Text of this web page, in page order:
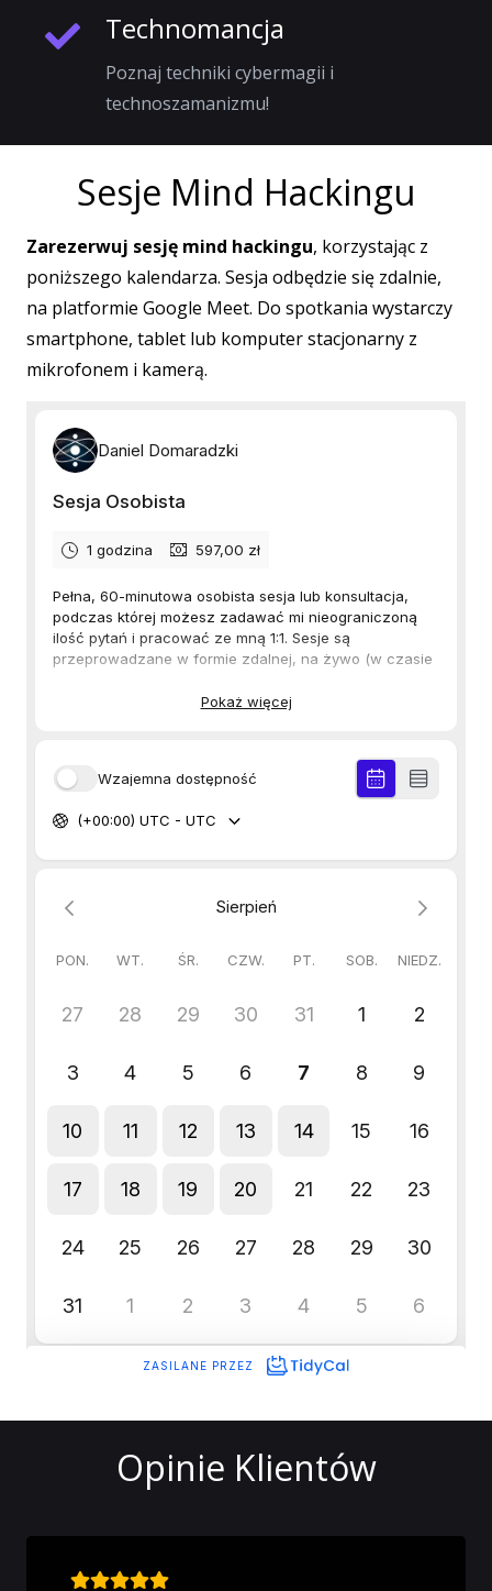
Technomancja
Poznaj techniki cybermagii i
technoszamanizmu!
Sesje Mind Hackingu
Zarezerwuj sesję mind hackingu, korzystając z
poniższego kalendarza. Sesja odbędzie się zdalnie,
na platformie Google Meet. Do spotkania wystarczy
smartphone, tablet lub komputer stacjonarny z
mikrofonem i kamerą.
Opinie Klientów